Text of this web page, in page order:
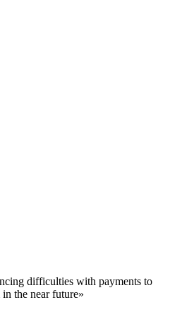
difficulties with payments to
the near future»